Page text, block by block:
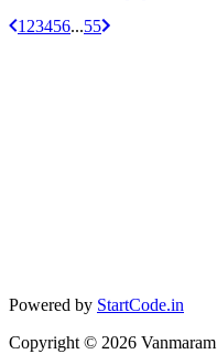
1 23456...55
Powered by StartCode.in
Copyright © 2026 Vanmaram